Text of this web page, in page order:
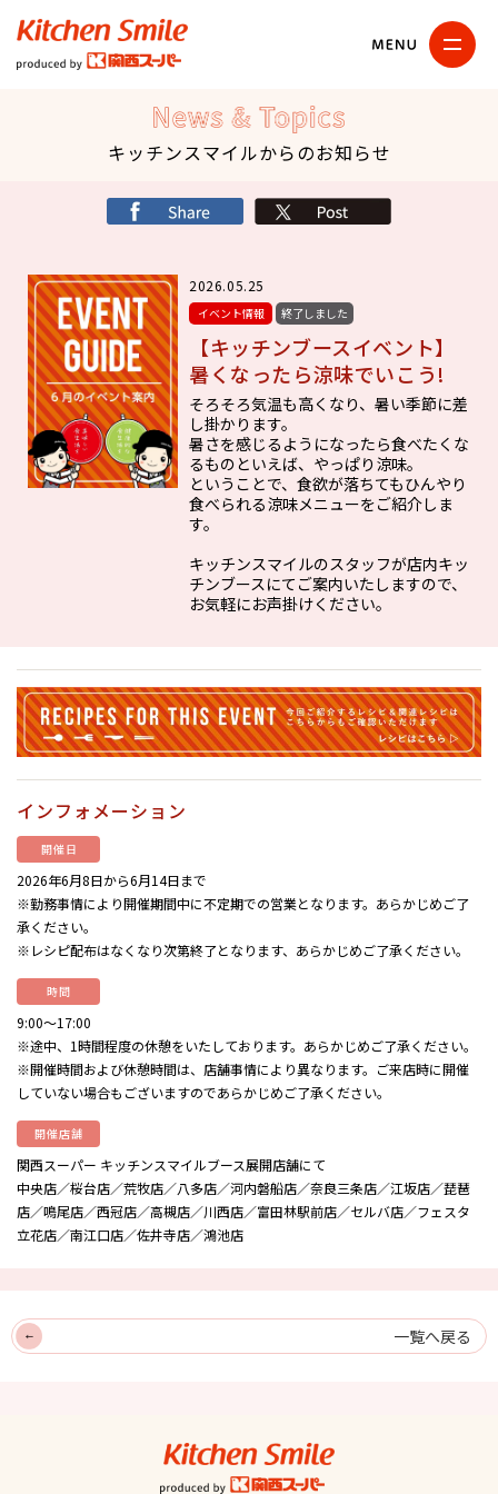
キッチンスマイル
News & Topics
キッチンスマイルからのお知らせ
2026.05.25
イベント情報 終了しました
【キッチンブースイベント】
暑くなったら涼味でいこう!
そろそろ気温も高くなり、暑い季節に差
し掛かります。
暑さを感じるようになったら食べたくな
るものといえば、やっぱり涼味。
ということで、食欲が落ちてもひんやり
食べられる涼味メニューをご紹介しま
す。
キッチンスマイルのスタッフが店内キッ
チンブースにてご案内いたしますので、
お気軽にお声掛けください。
インフォメーション
開催日
2026年6月8日から6月14日まで
※勤務事情により開催期間中に不定期での営業となります。あらかじめご了
承ください。
※レシピ配布はなくなり次第終了となります、あらかじめご了承ください。
時間
9:00〜17:00
※途中、1時間程度の休憩をいたしております。あらかじめご了承ください。
※開催時間および休憩時間は、店舗事情により異なります。ご来店時に開催
していない場合もございますのであらかじめご了承ください。
開催店舗
関西スーパー キッチンスマイルブース展開店舗にて
中央店／桜台店／荒牧店／八多店／河内磐船店／奈良三条店／江坂店／琵琶
店／鳴尾店／西冠店／高槻店／川西店／富田林駅前店／セルバ店／フェスタ
立花店／南江口店／佐井寺店／鴻池店
一覧へ戻る
キッチンスマイル